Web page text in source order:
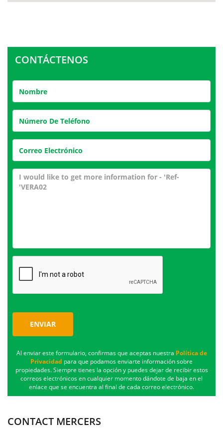
CONTÁCTENOS
ENVIAR
Al enviar este formulario, confirmas que aceptas nuestra Política de
Privacidad para que podamos enviarte información sobre
propiedades. Siempre tienes la opción y puedes dejar de recibir estos
correos electrónicos en cualquier momento dándote de baja en el
enlace que se encuentra al final de cada correo electrónico.
CONTACT MERCERS